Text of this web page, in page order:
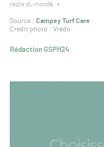
reste du monde. »
Source : Campey Turf Care
Crédit photo : Vredo
Rédaction GSPH24